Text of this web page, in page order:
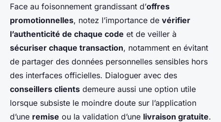
Face au foisonnement grandissant d’offres
promotionnelles, notez l’importance de vérifier
l’authenticité de chaque code et de veiller à
sécuriser chaque transaction, notamment en évitant
de partager des données personnelles sensibles hors
des interfaces officielles. Dialoguer avec des
conseillers clients demeure aussi une option utile
lorsque subsiste le moindre doute sur l’application
d’une remise ou la validation d’une livraison gratuite.